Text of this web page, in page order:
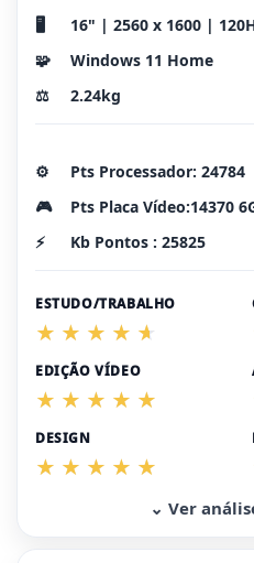
🖥️
16" | 2560 x 1600 |
🧩
Windows 11 Home
⚖️
2.24kg
⚙️
Pts Processador: 24784
🎮
Pts Placa Vídeo:14370
⚡
Kb Pontos : 25825
ESTUDO/TRABALHO
EDIÇÃO VÍDEO
DESIGN
⌄ Ver